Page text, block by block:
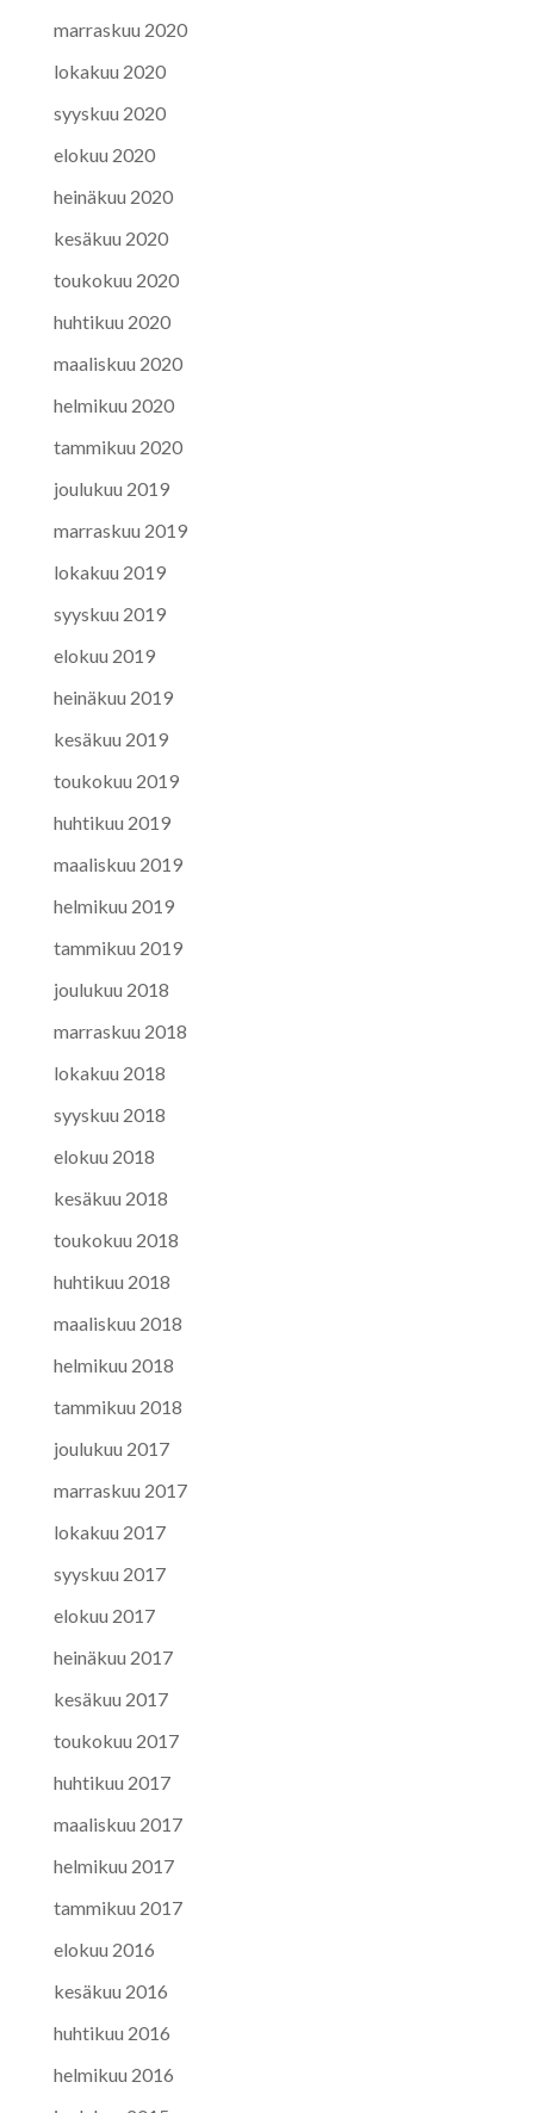
marraskuu 2020
lokakuu 2020
syyskuu 2020
elokuu 2020
heinäkuu 2020
kesäkuu 2020
toukokuu 2020
huhtikuu 2020
maaliskuu 2020
helmikuu 2020
tammikuu 2020
joulukuu 2019
marraskuu 2019
lokakuu 2019
syyskuu 2019
elokuu 2019
heinäkuu 2019
kesäkuu 2019
toukokuu 2019
huhtikuu 2019
maaliskuu 2019
helmikuu 2019
tammikuu 2019
joulukuu 2018
marraskuu 2018
lokakuu 2018
syyskuu 2018
elokuu 2018
kesäkuu 2018
toukokuu 2018
huhtikuu 2018
maaliskuu 2018
helmikuu 2018
tammikuu 2018
joulukuu 2017
marraskuu 2017
lokakuu 2017
syyskuu 2017
elokuu 2017
heinäkuu 2017
kesäkuu 2017
toukokuu 2017
huhtikuu 2017
maaliskuu 2017
helmikuu 2017
tammikuu 2017
elokuu 2016
kesäkuu 2016
huhtikuu 2016
helmikuu 2016